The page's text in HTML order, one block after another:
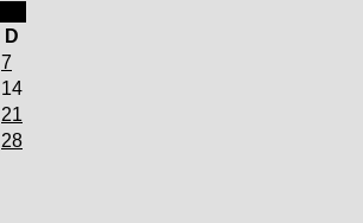
D
7
14
21
28